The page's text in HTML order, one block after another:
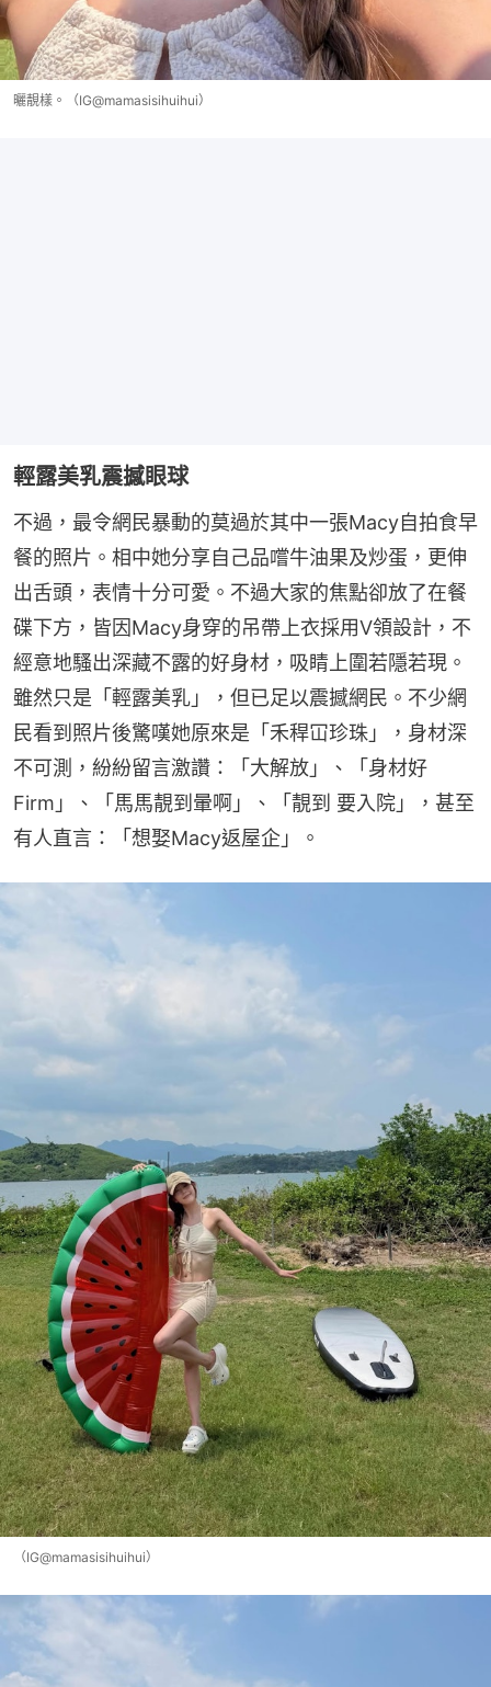
曬靚樣。（IG@mamasisihuihui）
輕露美乳震撼眼球
不過，最令網民暴動的莫過於其中一張Macy自拍食早
餐的照片。相中她分享自己品嚐牛油果及炒蛋，更伸
出舌頭，表情十分可愛。不過大家的焦點卻放了在餐
碟下方，皆因Macy身穿的吊帶上衣採用V領設計，不
經意地騷出深藏不露的好身材，吸睛上圍若隱若現。
雖然只是「輕露美乳」，但已足以震撼網民。不少網
民看到照片後驚嘆她原來是「禾稈冚珍珠」，身材深
不可測，紛紛留言激讚：「大解放」、「身材好
Firm」、「馬馬靚到暈啊」、「靚到 要入院」，甚至
有人直言：「想娶Macy返屋企」。
（IG@mamasisihuihui）